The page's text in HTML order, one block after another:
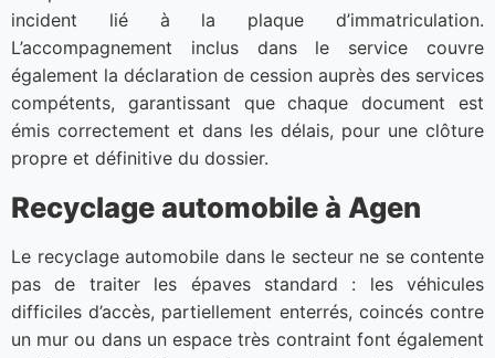
incident lié à la plaque d’immatriculation.
L’accompagnement inclus dans le service couvre
également la déclaration de cession auprès des services
compétents, garantissant que chaque document est
émis correctement et dans les délais, pour une clôture
propre et définitive du dossier.
Recyclage automobile à Agen
Le recyclage automobile dans le secteur ne se contente
pas de traiter les épaves standard : les véhicules
difficiles d’accès, partiellement enterrés, coincés contre
un mur ou dans un espace très contraint font également